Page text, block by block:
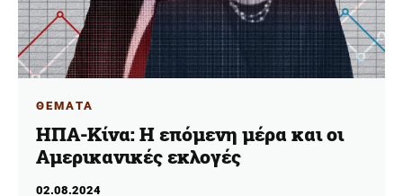
ΘΕΜΑΤΑ
ΗΠΑ-Κίνα: Η επόμενη μέρα και οι
Αμερικανικές εκλογές
02.08.2024